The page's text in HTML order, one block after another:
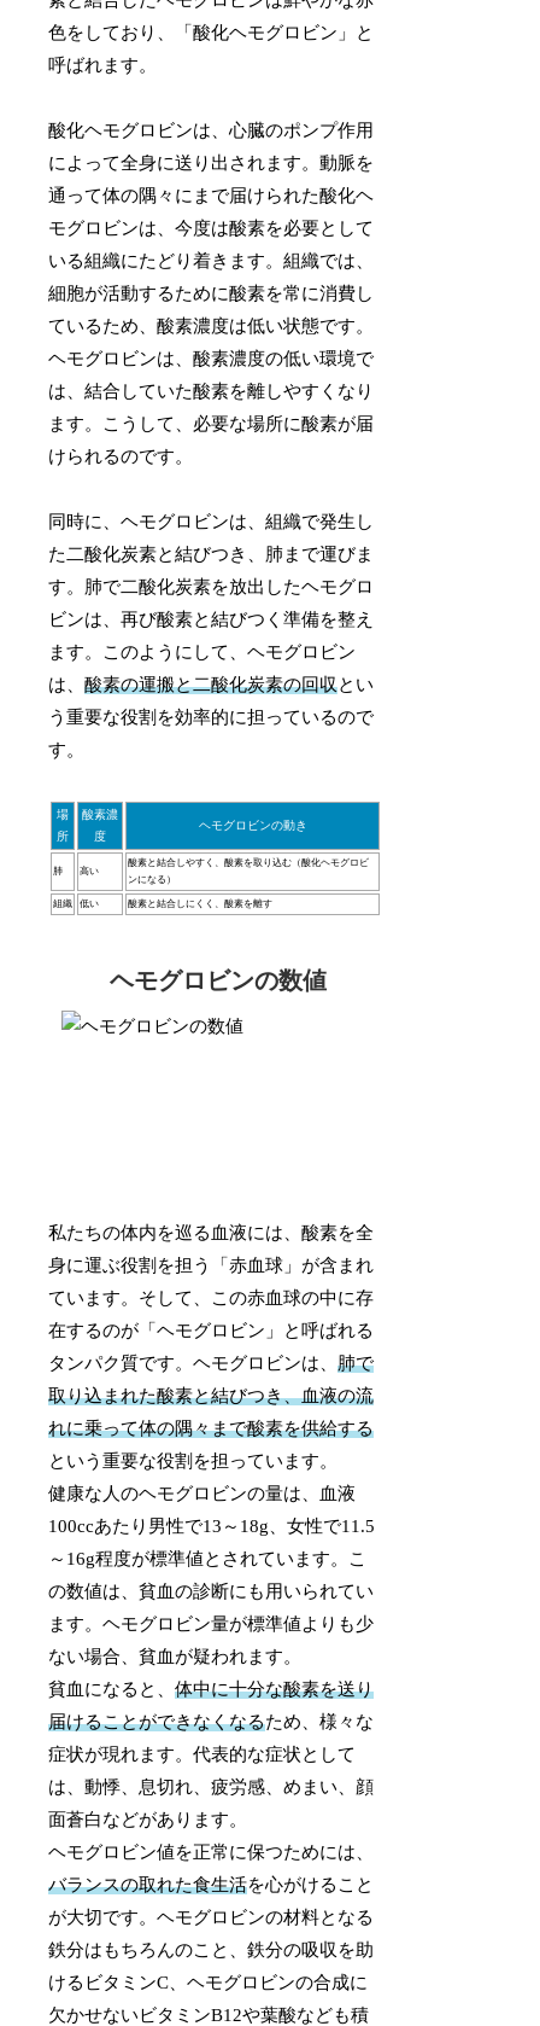
色をしており、「酸化ヘモグロビン」と
呼ばれます。
酸化ヘモグロビンは、心臓のポンプ作用
によって全身に送り出されます。動脈を
通って体の隅々にまで届けられた酸化ヘ
モグロビンは、今度は酸素を必要として
いる組織にたどり着きます。組織では、
細胞が活動するために酸素を常に消費し
ているため、酸素濃度は低い状態です。
ヘモグロビンは、酸素濃度の低い環境で
は、結合していた酸素を離しやすくなり
ます。こうして、必要な場所に酸素が届
けられるのです。
同時に、ヘモグロビンは、組織で発生し
た二酸化炭素と結びつき、肺まで運びま
す。肺で二酸化炭素を放出したヘモグロ
ビンは、再び酸素と結びつく準備を整え
ます。このようにして、ヘモグロビン
は、酸素の運搬と二酸化炭素の回収とい
う重要な役割を効率的に担っているので
す。
場
所
酸素濃
度
ヘモグロビンの動き
肺 高い
酸素と結合しやすく、酸素を取り込む（酸化ヘモグロビ
ンになる）
組織 低い 酸素と結合しにくく、酸素を離す
ヘモグロビンの数値
私たちの体内を巡る血液には、酸素を全
身に運ぶ役割を担う「赤血球」が含まれ
ています。そして、この赤血球の中に存
在するのが「ヘモグロビン」と呼ばれる
タンパク質です。ヘモグロビンは、肺で
取り込まれた酸素と結びつき、血液の流
れに乗って体の隅々まで酸素を供給する
という重要な役割を担っています。
健康な人のヘモグロビンの量は、血液
100ccあたり男性で13～18g、女性で11.5
～16g程度が標準値とされています。こ
の数値は、貧血の診断にも用いられてい
ます。ヘモグロビン量が標準値よりも少
ない場合、貧血が疑われます。
貧血になると、体中に十分な酸素を送り
届けることができなくなるため、様々な
症状が現れます。代表的な症状として
は、動悸、息切れ、疲労感、めまい、顔
面蒼白などがあります。
ヘモグロビン値を正常に保つためには、
バランスの取れた食生活を心がけること
が大切です。ヘモグロビンの材料となる
鉄分はもちろんのこと、鉄分の吸収を助
けるビタミンC、ヘモグロビンの合成に
欠かせないビタミンB12や葉酸なども積